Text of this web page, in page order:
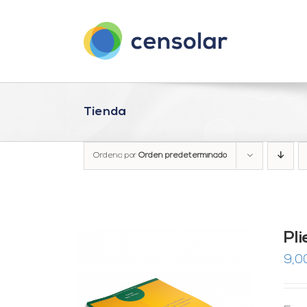
Tienda
Ordena por Orden predeterminado